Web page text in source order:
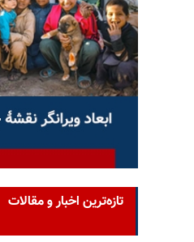
تازه‌ترین اخبار و مقالات